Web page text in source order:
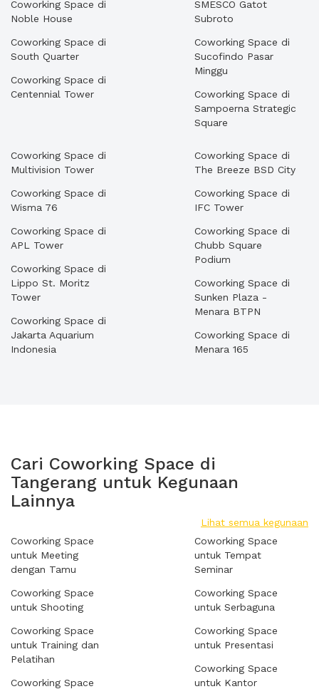
Coworking Space di
Noble House
Coworking Space di
South Quarter
Coworking Space di
Centennial Tower
SMESCO Gatot
Subroto
Coworking Space di
Sucofindo Pasar
Minggu
Coworking Space di
Sampoerna Strategic
Square
Coworking Space di
Multivision Tower
Coworking Space di
Wisma 76
Coworking Space di
APL Tower
Coworking Space di
Lippo St. Moritz
Tower
Coworking Space di
Jakarta Aquarium
Indonesia
Coworking Space di
The Breeze BSD City
Coworking Space di
IFC Tower
Coworking Space di
Chubb Square
Podium
Coworking Space di
Sunken Plaza -
Menara BTPN
Coworking Space di
Menara 165
Cari Coworking Space di
Tangerang untuk Kegunaan
Lainnya
Lihat semua kegunaan
Coworking Space
untuk Meeting
dengan Tamu
Coworking Space
untuk Shooting
Coworking Space
untuk Training dan
Pelatihan
Coworking Space
Coworking Space
untuk Tempat
Seminar
Coworking Space
untuk Serbaguna
Coworking Space
untuk Presentasi
Coworking Space
untuk Kantor